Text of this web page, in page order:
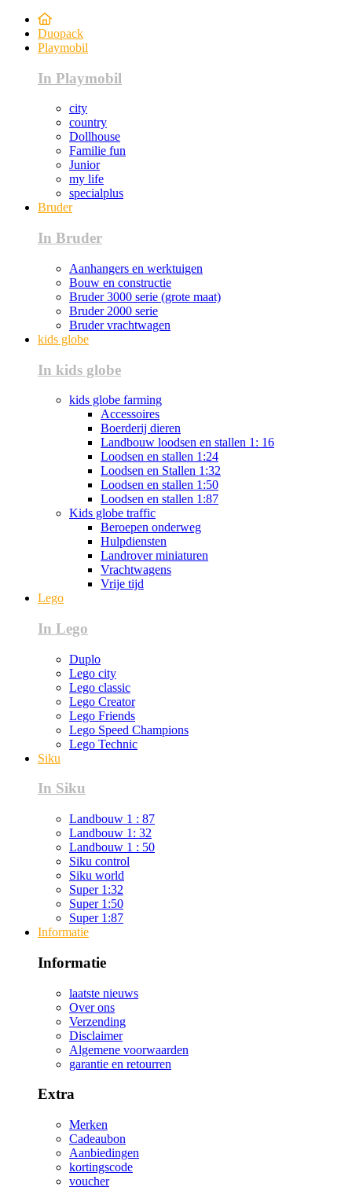
Duopack
Playmobil
In Playmobil
city
country
Dollhouse
Familie fun
Junior
my life
specialplus
Bruder
In Bruder
Aanhangers en werktuigen
Bouw en constructie
Bruder 3000 serie (grote maat)
Bruder 2000 serie
Bruder vrachtwagen
kids globe
In kids globe
kids globe farming
Accessoires
Boerderij dieren
Landbouw loodsen en stallen 1: 16
Loodsen en stallen 1:24
Loodsen en Stallen 1:32
Loodsen en stallen 1:50
Loodsen en stallen 1:87
Kids globe traffic
Beroepen onderweg
Hulpdiensten
Landrover miniaturen
Vrachtwagens
Vrije tijd
Lego
In Lego
Duplo
Lego city
Lego classic
Lego Creator
Lego Friends
Lego Speed Champions
Lego Technic
Siku
In Siku
Landbouw 1 : 87
Landbouw 1: 32
Landbouw 1 : 50
Siku control
Siku world
Super 1:32
Super 1:50
Super 1:87
Informatie
Informatie
laatste nieuws
Over ons
Verzending
Disclaimer
Algemene voorwaarden
garantie en retourren
Extra
Merken
Cadeaubon
Aanbiedingen
kortingscode
voucher